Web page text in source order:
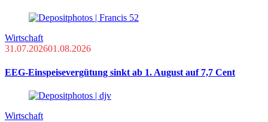
Wirtschaft
31.07.202601.08.2026
EEG-Einspeisevergütung sinkt ab 1. August auf 7,7 Cent
Wirtschaft